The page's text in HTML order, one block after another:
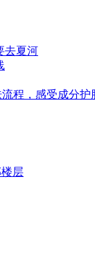
去夏河
程，感受成分护
层